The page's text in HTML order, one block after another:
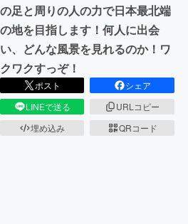
まちづくり・地域活性化
CAMPFIRE for Social Good
CAMPFIREふるさと納税
の足と周りの人の力で日本最北端
の地を目指します！何人に出会
い、どんな風景を見れるのか！ワ
クワクすっぞ！
ポスト
シェア
LINEで送る
URLコピー
埋め込み
QRコード